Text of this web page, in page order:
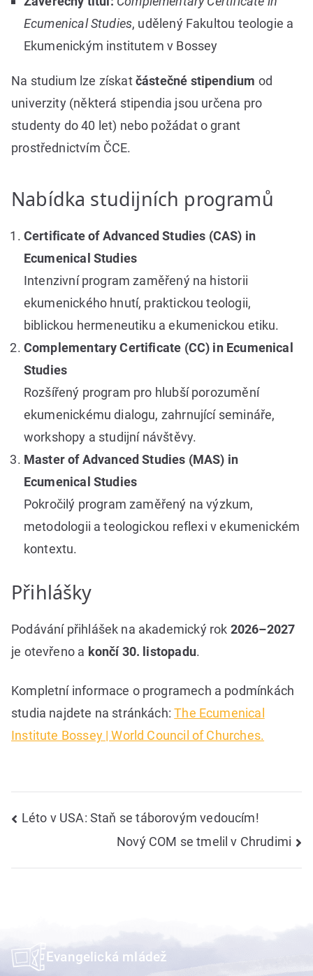
Ecumenical Studies, udělený Fakultou teologie a
Ekumenickým institutem v Bossey
Na studium lze získatčástečné stipendium od
univerzity (některá stipendia jsou určena pro
studenty do 40 let) nebo požádat o grant
prostřednictvím ČCE.
Nabídka studijních programů
Certificate of Advanced Studies (CAS) in
Ecumenical Studies
Intenzivní program zaměřený na historii
ekumenického hnutí, praktickou teologii,
biblickou hermeneutiku a ekumenickou etiku.
Complementary Certificate (CC) in Ecumenical
Studies
Rozšířený program pro hlubší porozumění
ekumenickému dialogu, zahrnující semináře,
workshopy a studijní návštěvy.
Master of Advanced Studies (MAS) in
Ecumenical Studies
Pokročilý program zaměřený na výzkum,
metodologii a teologickou reflexi v ekumenickém
kontextu.
Přihlášky
Podávání přihlášek na akademický rok 2026–2027
je otevřeno a končí 30. listopadu.
Kompletní informace o programech a podmínkách
studia najdete na stránkách:The Ecumenical
Institute Bossey | World Council of Churches.
Navigace
Léto v USA: Staň se táborovým vedoucím!
Nový COM se tmelil v Chrudimi
Evangelická mládež